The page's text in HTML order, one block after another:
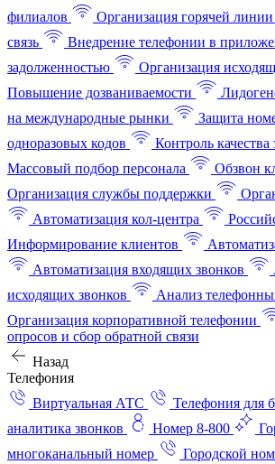
филиалов
Организация горячей линии
связь
Внедрение телефонии в
задолженностью
Организация
Повышение дозваниваемости
на международные рынки
Защита
одноразовых кодов
Контроль качества
Массовый подбор персонала
Обзвон
Организация службы поддержки
Автоматизация кол-центра
Информирование клиентов
Автоматизация входящих звонков
исходящих звонков
Анализ
Организация корпоративной телефонии
опросов и сбор обратной связи
Назад
Телефония
Виртуальная АТС
Телефония для
аналитика звонков
Номер 8-800
многоканальный номер
Городской